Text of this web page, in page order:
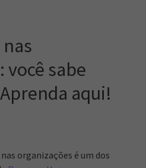
você sabe
aqui!
organizações é um dos